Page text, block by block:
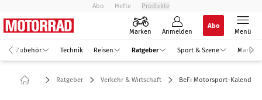
Abo Hefte Produkte
Marken Anmelden
Abo
Menü
Zubehör Technik Reisen Ratgeber Sport & Szene Markt
Ratgeber Verkehr & Wirtschaft BeFi Motorsport-Kalender